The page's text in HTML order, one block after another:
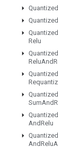
Quantized
Quantized
Quantized
Relu
Quantized
ReluAnd
Quantized
Quantized
SumAnd
Quantized
AndRelu
Quantized
AndRelu